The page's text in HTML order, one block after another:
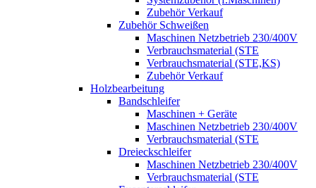
Zubehör Verkauf
Zubehör Schweißen
Maschinen Netzbetrieb 230/400V
Verbrauchsmaterial (STE
Verbrauchsmaterial (STE,KS)
Zubehör Verkauf
Holzbearbeitung
Bandschleifer
Maschinen + Geräte
Maschinen Netzbetrieb 230/400V
Verbrauchsmaterial (STE
Dreieckschleifer
Maschinen Netzbetrieb 230/400V
Verbrauchsmaterial (STE